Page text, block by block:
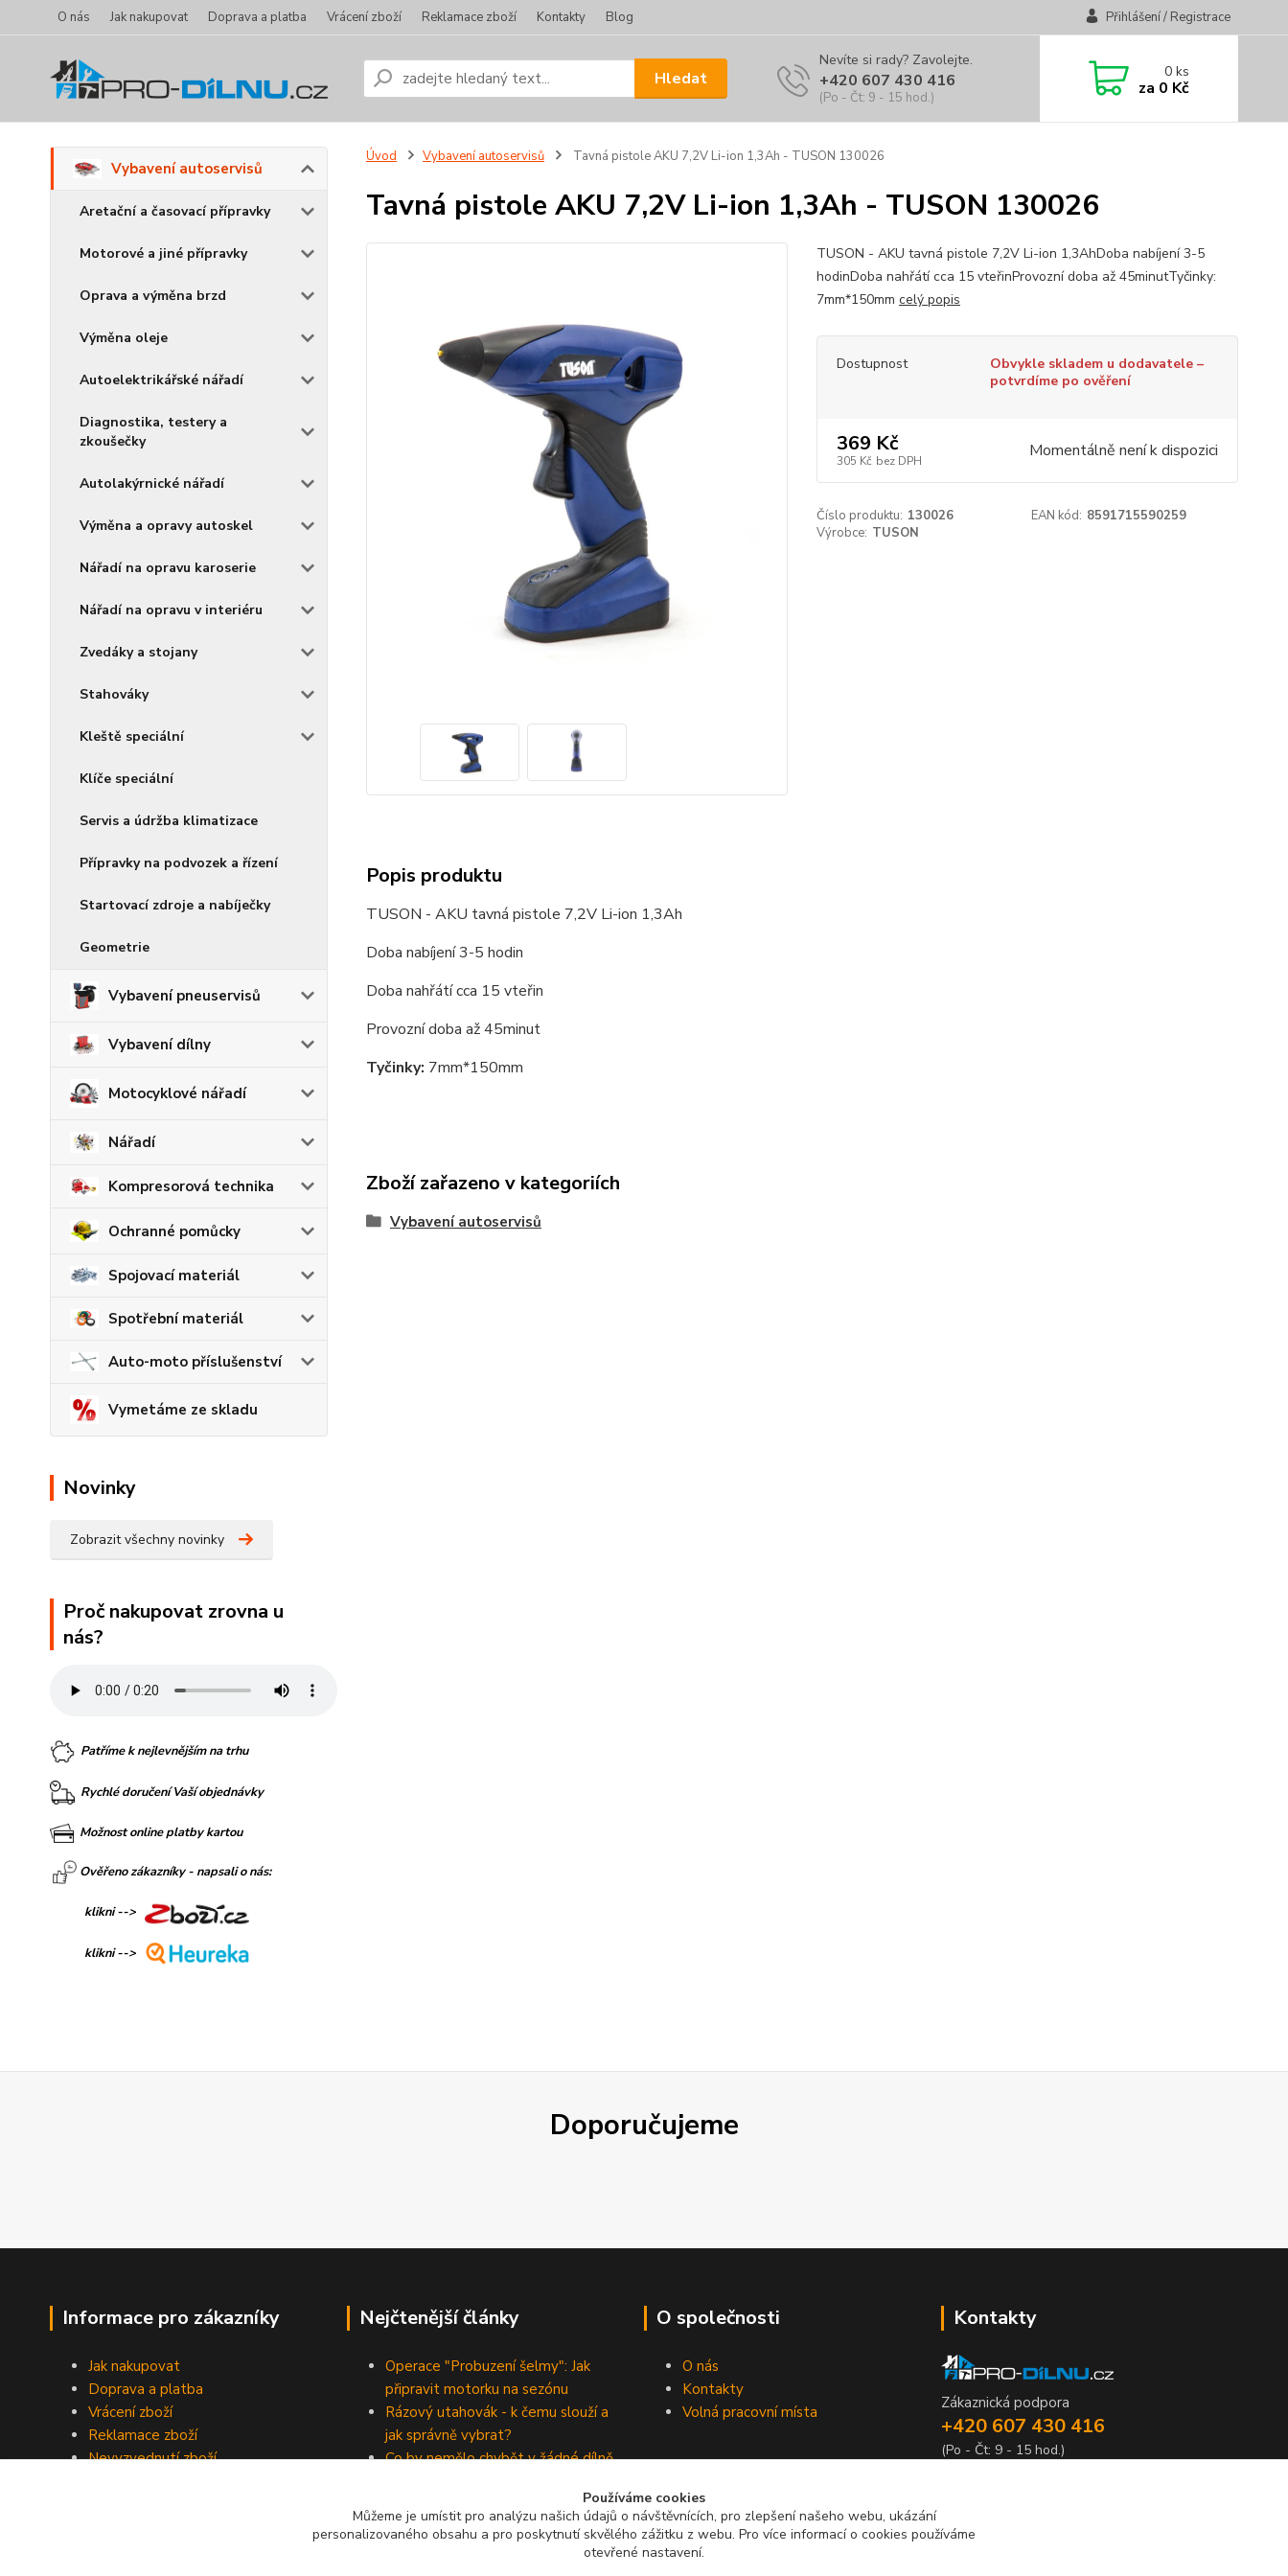
O nás Jak nakupovat Doprava a platba Vrácení zboží Reklamace zboží Kontakty Blog Přihlášení / Registrace
Hledat
Nevíte si rady? Zavolejte.
+420 607 430 416
(Po - Čt: 9 - 15 hod.)
0ks
za 0 Kč
Vybavení autoservisů
Aretační a časovací přípravky
Motorové a jiné přípravky
Oprava a výměna brzd
Výměna oleje
Autoelektrikářské nářadí
Diagnostika, testery a
zkoušečky
Autolakýrnické nářadí
Výměna a opravy autoskel
Nářadí na opravu karoserie
Nářadí na opravu v interiéru
Zvedáky a stojany
Stahováky
Kleště speciální
Klíče speciální
Servis a údržba klimatizace
Přípravky na podvozek a řízení
Startovací zdroje a nabíječky
Geometrie
Vybavení pneuservisů
Vybavení dílny
Motocyklové nářadí
Nářadí
Kompresorová technika
Ochranné pomůcky
Spojovací materiál
Spotřební materiál
Auto-moto příslušenství
Vymetáme ze skladu
Novinky
Zobrazit všechny novinky
Proč nakupovat zrovna u
nás?
Patříme k nejlevnějším na trhu
Rychlé doručení Vaší objednávky
Možnost online platby kartou
Ověřeno zákazníky - napsali o nás:
klikni -->
klikni -->
Úvod Vybavení autoservisů Tavná pistole AKU 7,2V Li-ion 1,3Ah - TUSON 130026
Tavná pistole AKU 7,2V Li-ion 1,3Ah - TUSON 130026
TUSON - AKU tavná pistole 7,2V Li-ion 1,3AhDoba nabíjení 3-5
hodinDoba nahřátí cca 15 vteřinProvozní doba až 45minutTyčinky:
7mm*150mm celý popis
Dostupnost
Obvykle skladem u dodavatele –
potvrdíme po ověření
369 Kč
305 Kč bez DPH Momentálně není k dispozici
Číslo produktu: 130026 EAN kód: 8591715590259
Výrobce: TUSON
Popis produktu
TUSON - AKU tavná pistole 7,2V Li-ion 1,3Ah
Doba nabíjení 3-5 hodin
Doba nahřátí cca 15 vteřin
Provozní doba až 45minut
Tyčinky: 7mm*150mm
Zboží zařazeno v kategoriích
Vybavení autoservisů
Doporučujeme
Informace pro zákazníky
Jak nakupovat
Doprava a platba
Vrácení zboží
Reklamace zboží
Nevyzvednutí zboží
Nejčtenější články
Operace "Probuzení šelmy": Jak
připravit motorku na sezónu
Rázový utahovák - k čemu slouží a
jak správně vybrat?
Co by nemělo chybět v žádné dílně
Objednanou zásilku z e-shopu raději
přijměte, vyhnete se tak
O společnosti
O nás
Kontakty
Volná pracovní místa
Provozní doba e-shopu:
Po - Čt: 9:00 - 15:00 hod.
Kontakty
Zákaznická podpora
+420 607 430 416
(Po - Čt: 9 - 15 hod.)
Používáme cookies
Můžeme je umístit pro analýzu našich údajů o návštěvnících, pro zlepšení našeho webu, ukázání
personalizovaného obsahu a pro poskytnutí skvělého zážitku z webu. Pro více informací o cookies používáme
otevřené nastavení.